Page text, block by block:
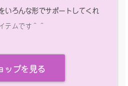
いろんな形でサポートしてくれ
テムです＾＾
ップを見る